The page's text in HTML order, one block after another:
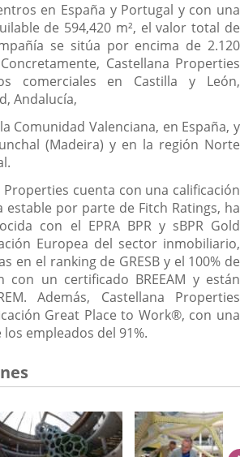
en España y Portugal y con una
de 594,420 m², el valor total de
se sitúa por encima de 2.120
Castellana Properties
comerciales en Castilla y León,
Andalucía,
Comunidad Valenciana, en España, y
(Madeira) y en la región Norte
Properties cuenta con una calificación
estable por parte de Fitch Ratings, ha
con el EPRA BPR y sBPR Gold
Europea del sector inmobiliario,
en el ranking de GRESB y el 100% de
con un certificado BREEAM y están
Además, Castellana Properties
Great Place to Work®, con una
empleados del 91%.